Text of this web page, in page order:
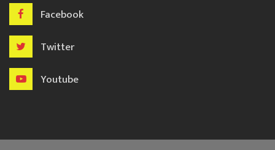
Facebook
Twitter
Youtube